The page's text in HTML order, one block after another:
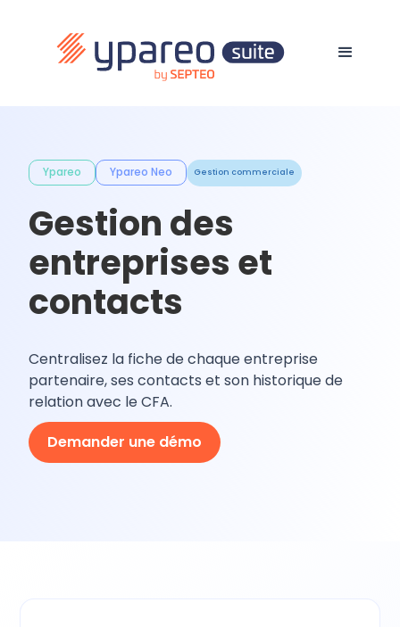
Ypareo Ypareo Neo Gestion commerciale
Gestion des
entreprises et
contacts
Centralisez la fiche de chaque entreprise
partenaire, ses contacts et son historique de
relation avec le CFA.
Demander une démo